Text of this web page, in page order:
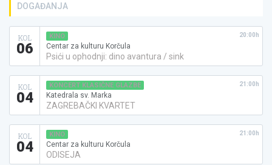
DOGAĐANJA
KOL
06
KINO
Centar za kulturu Korčula
Psići u ophodnji: dino avantura / sink
20:00h
KOL
04
KONCERT KLASIČNE GLAZBE
Katedrala sv. Marka
ZAGREBAČKI KVARTET
21:00h
KOL
04
KINO
Centar za kulturu Korčula
ODISEJA
21:00h